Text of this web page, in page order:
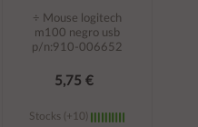
÷ Mouse logitech
m100 negro usb
p/n:910-006652
5,75 €
Stocks (+10)